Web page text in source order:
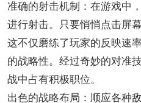
准确的射击机制：在游戏中
进行射击。只要悄悄点击屏
这不仅磨练了玩家的反映速
的战略性。经过奇妙的对准
战中占有积极职位。
出色的战略布局：顺应各种